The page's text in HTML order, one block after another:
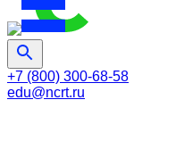
+7 (800) 300-68-58
edu@ncrt.ru